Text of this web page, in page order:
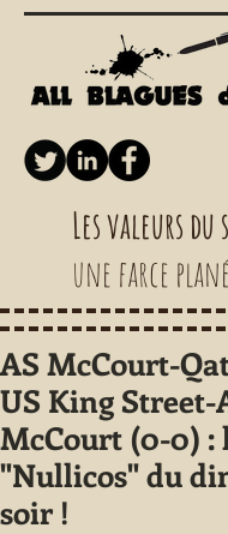
Les valeurs
une farce
AS McCourt-
US King Street-
McCourt (0-0) :
"Nullicos" du
soir !